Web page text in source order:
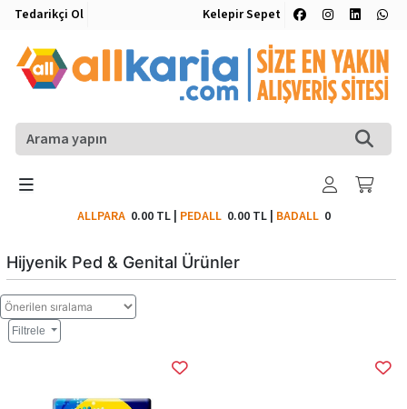
Tedarikçi Ol Kelepir Sepet
ALLPARA 0.00 TL| PEDALL 0.00 TL| BADALL0
Hijyenik Ped & Genital Ürünler
Filtrele